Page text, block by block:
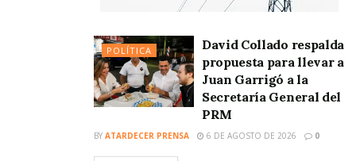
POLÍTICA
David Collado respalda
propuesta para llevar a
Juan Garrigó a la
Secretaría General del
PRM
BY ATARDECER PRENSA 6 DE AGOSTO DE 2026 0